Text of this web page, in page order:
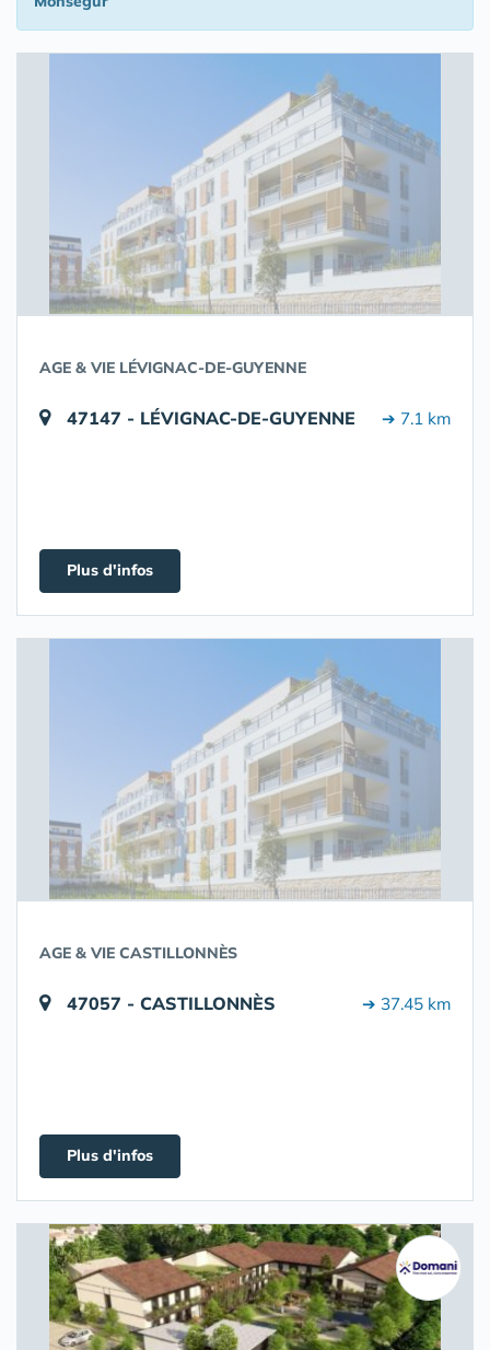
AGE & VIE LÉVIGNAC-DE-GUYENNE
47147 - LÉVIGNAC-DE-GUYENNE ➔ 7.1 km
Plus d'infos
AGE & VIE CASTILLONNÈS
47057 - CASTILLONNÈS ➔ 37.45 km
Plus d'infos